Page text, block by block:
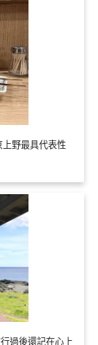
野最具代表性
過後還記在心上